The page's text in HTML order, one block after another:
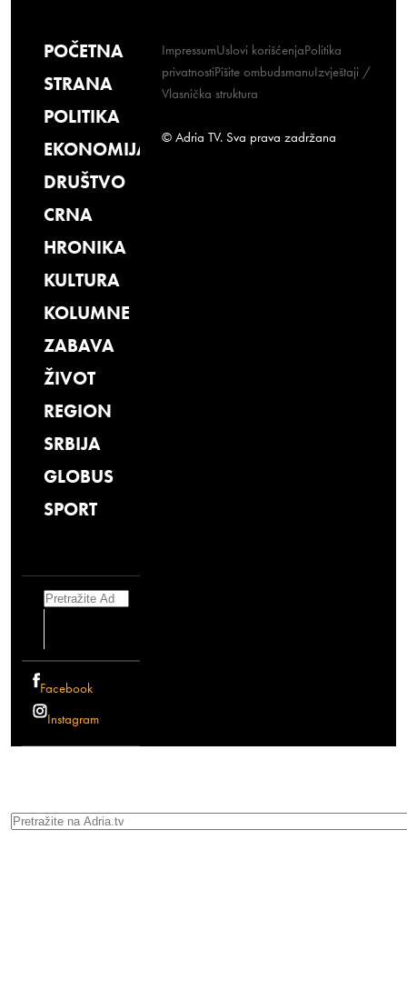
POČETNA
STRANA
POLITIKA
EKONOMIJA
DRUŠTVO
CRNA
HRONIKA
KULTURA
KOLUMNE
ZABAVA
ŽIVOT
REGION
SRBIJA
GLOBUS
SPORT
Search
Facebook
Instagram
ImpressumUslovi korišćenjaPolitika
privatnostiPišite ombudsmanuIzvještaji /
Vlasnička struktura
© Adria TV. Sva prava zadržana
Search